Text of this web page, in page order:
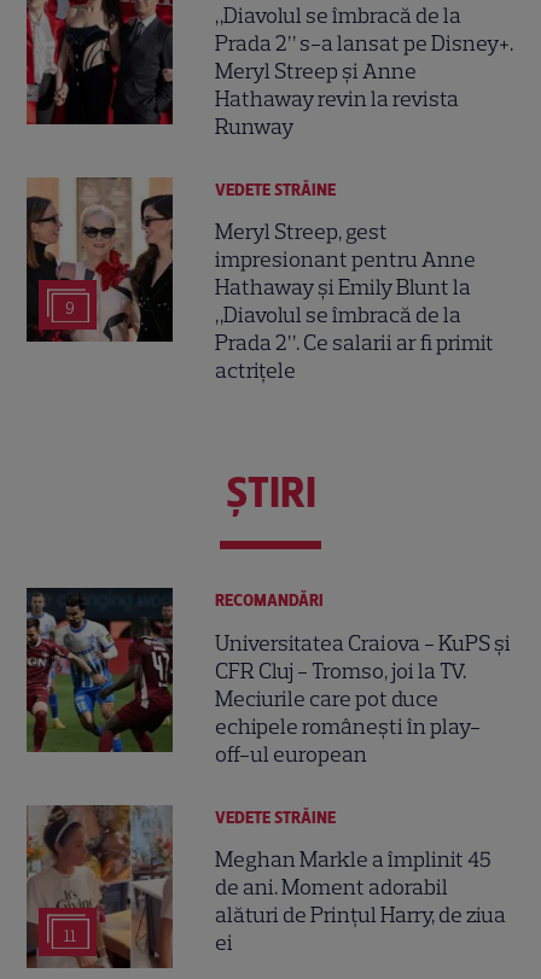
„Diavolul se îmbracă de la
Prada 2” s-a lansat pe Disney+.
Meryl Streep și Anne
Hathaway revin la revista
Runway
9
VEDETE STRĂINE
Meryl Streep, gest
impresionant pentru Anne
Hathaway și Emily Blunt la
„Diavolul se îmbracă de la
Prada 2”. Ce salarii ar fi primit
actrițele
ŞTIRI
RECOMANDĂRI
Universitatea Craiova - KuPS și
CFR Cluj - Tromso, joi la TV.
Meciurile care pot duce
echipele românești în play-
off-ul european
11
VEDETE STRĂINE
Meghan Markle a împlinit 45
de ani. Moment adorabil
alături de Prințul Harry, de ziua
ei